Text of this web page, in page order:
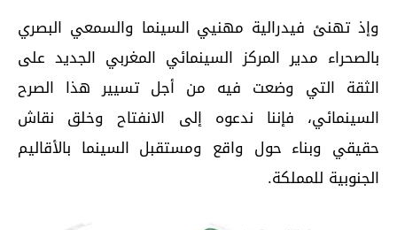
وإذ تهنئ فيدرالية مهنيي السينما والسمعي البصري
بالصحراء مدير المركز السينمائي المغربي الجديد على
الثقة التي وضعت فيه من أجل تسيير هذا الصرح
السينمائي، فإننا ندعوه إلى الانفتاح وخلق نقاش
حقيقي وبناء حول واقع ومستقبل السينما بالأقاليم
الجنوبية للمملكة.